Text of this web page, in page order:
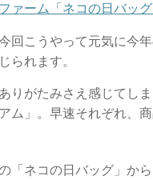
ァーム「ネコの日バッ
回こうやって元気に今
られます。
りがたみさえ感じてし
ム」。早速それぞれ、
「ネコの日バッグ」から